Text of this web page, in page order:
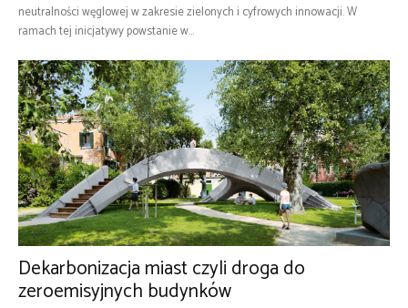
neutralności węglowej w zakresie zielonych i cyfrowych innowacji. W
ramach tej inicjatywy powstanie w...
Dekarbonizacja miast czyli droga do
zeroemisyjnych budynków